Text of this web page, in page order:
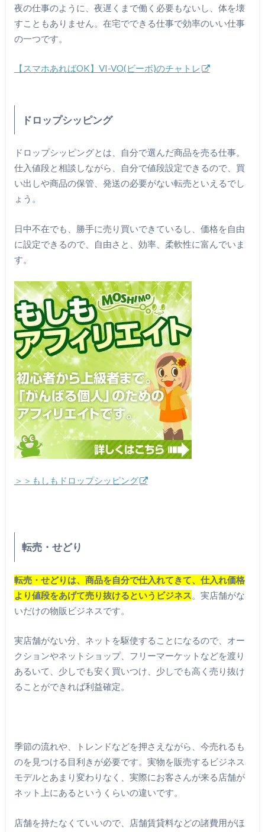
夜の仕事のように、夜遅くまで働く必要もないし、体を壊
すこともありません。在宅でできる仕事で効率のいい仕事
の一つです。
【スマホあればOK】VI-VO(ビーボ)のチャトレ
ドロップシッピング
ドロップシッピングとは、自分で選んだ商品を売る仕事。
仕入値段と相談しながら、自分で値段設定できるので、買
い出しや商品の保管、発送の必要がない転売といえるでし
ょう。
日中不在でも、勝手に売り買いできているし、価格を自由
に設定できるので、自由さと、効率、柔軟性に富んでいま
す。
＞＞もしもドロップシッピング
転売・せどり
転売・せどりは、商品を自分で仕入れてきて、仕入れ価格
より値段をあげて売り抜けるというビジネス。実店舗がな
いだけの物販ビジネスです。
実店舗がない分、ネットを駆使することになるので、オー
クションやネットショップ、フリーマーケットなどを渡り
あるいて、少しでも安く買いつけ、少しでも高く売り抜け
ることができれば利益確定。
季節の流れや、トレンドなどを押さえながら、今売れるも
のを見つける目利きが必要です。実物を販売するビジネス
モデルとあまり変わりなく、実際にお客さんが来る店舗が
ネット上にあるというくらいの違いです。
店舗を持たなくていいので、店舗賃貸料などの諸費用がほ